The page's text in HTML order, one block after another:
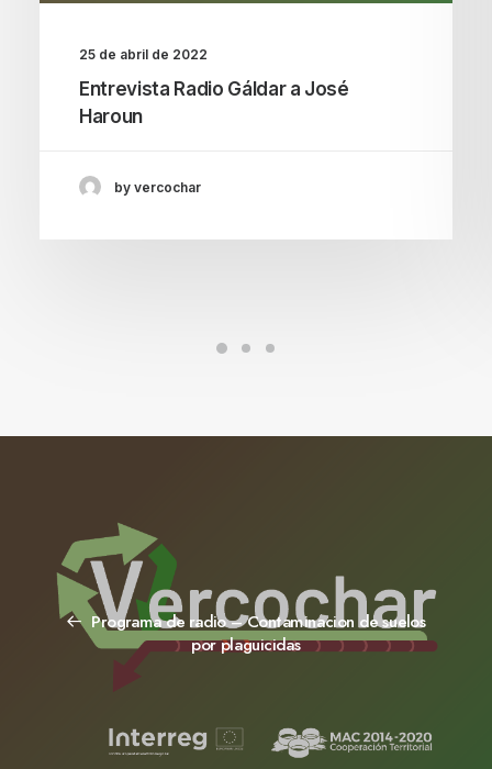
25 de abril de 2022
Entrevista Radio Gáldar a José
Haroun
by vercochar
Programa de radio – Contaminacion de suelos
por plaguicidas